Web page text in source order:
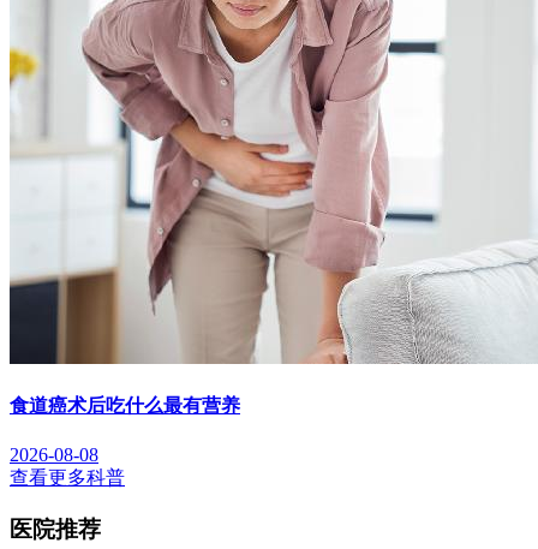
食道癌术后吃什么最有营养
2026-08-08
查看更多科普
医院推荐